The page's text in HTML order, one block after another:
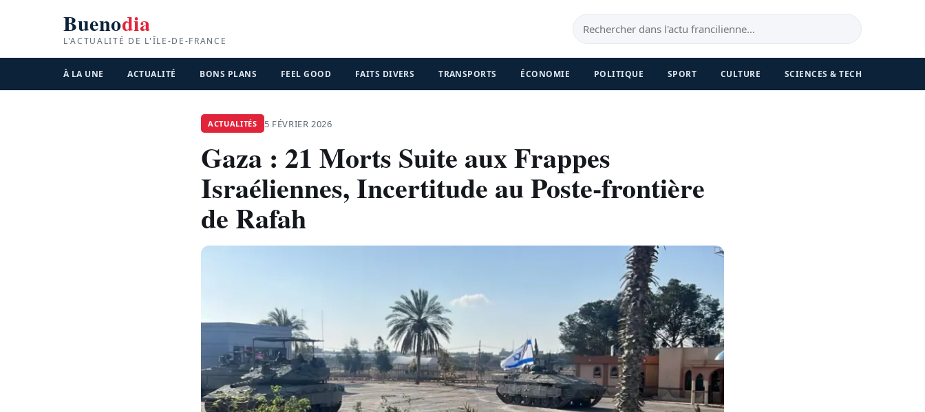
Buenodia
L'ACTUALITÉ DE L'ÎLE-DE-FRANCE
À LA UNE ACTUALITÉ BONS PLANS FEEL GOOD FAITS DIVERS TRANSPORTS ÉCONOMIE POLITIQUE SPORT CULTURE SCIENCES & TECH
ACTUALITÉS 5 FÉVRIER 2026
Gaza : 21 Morts Suite aux Frappes
Israéliennes, Incertitude au Poste-frontière
de Rafah